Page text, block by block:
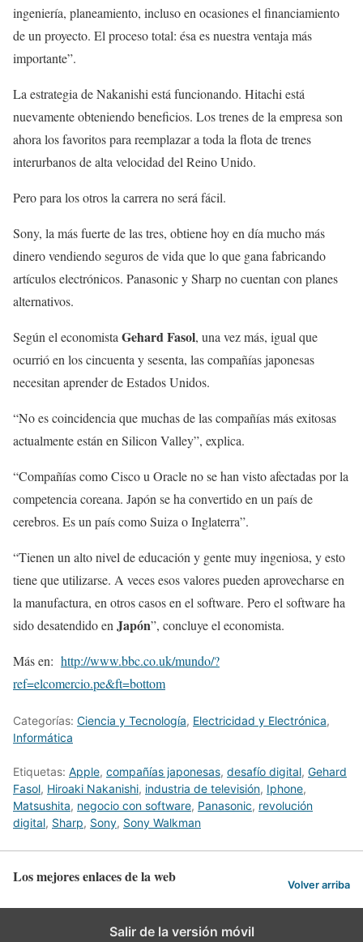
ingeniería, planeamiento, incluso en ocasiones el financiamiento
de un proyecto. El proceso total: ésa es nuestra ventaja más
importante”.
La estrategia de Nakanishi está funcionando. Hitachi está
nuevamente obteniendo beneficios. Los trenes de la empresa son
ahora los favoritos para reemplazar a toda la flota de trenes
interurbanos de alta velocidad del Reino Unido.
Pero para los otros la carrera no será fácil.
Sony, la más fuerte de las tres, obtiene hoy en día mucho más
dinero vendiendo seguros de vida que lo que gana fabricando
artículos electrónicos. Panasonic y Sharp no cuentan con planes
alternativos.
Según el economistaGehard Fasol, una vez más, igual que
ocurrió en los cincuenta y sesenta, las compañías japonesas
necesitan aprender de Estados Unidos.
“No es coincidencia que muchas de las compañías más exitosas
actualmente están en Silicon Valley”, explica.
“Compañías como Cisco u Oracle no se han visto afectadas por la
competencia coreana. Japón se ha convertido en un país de
cerebros. Es un país como Suiza o Inglaterra”.
“Tienen un alto nivel de educación y gente muy ingeniosa, y esto
tiene que utilizarse. A veces esos valores pueden aprovecharse en
la manufactura, en otros casos en el software. Pero el software ha
sido desatendido enJapón”, concluye el economista.
Más en: http://www.bbc.co.uk/mundo/?
ref=elcomercio.pe&ft=bottom
Categorías: Ciencia y Tecnología, Electricidad y Electrónica,
Informática
Etiquetas: Apple, compañías japonesas, desafío digital, Gehard
Fasol, Hiroaki Nakanishi, industria de televisión, Iphone,
Matsushita, negocio con software, Panasonic, revolución
digital, Sharp, Sony, Sony Walkman
Los mejores enlaces de la web Volver arriba
Salir de la versión móvil